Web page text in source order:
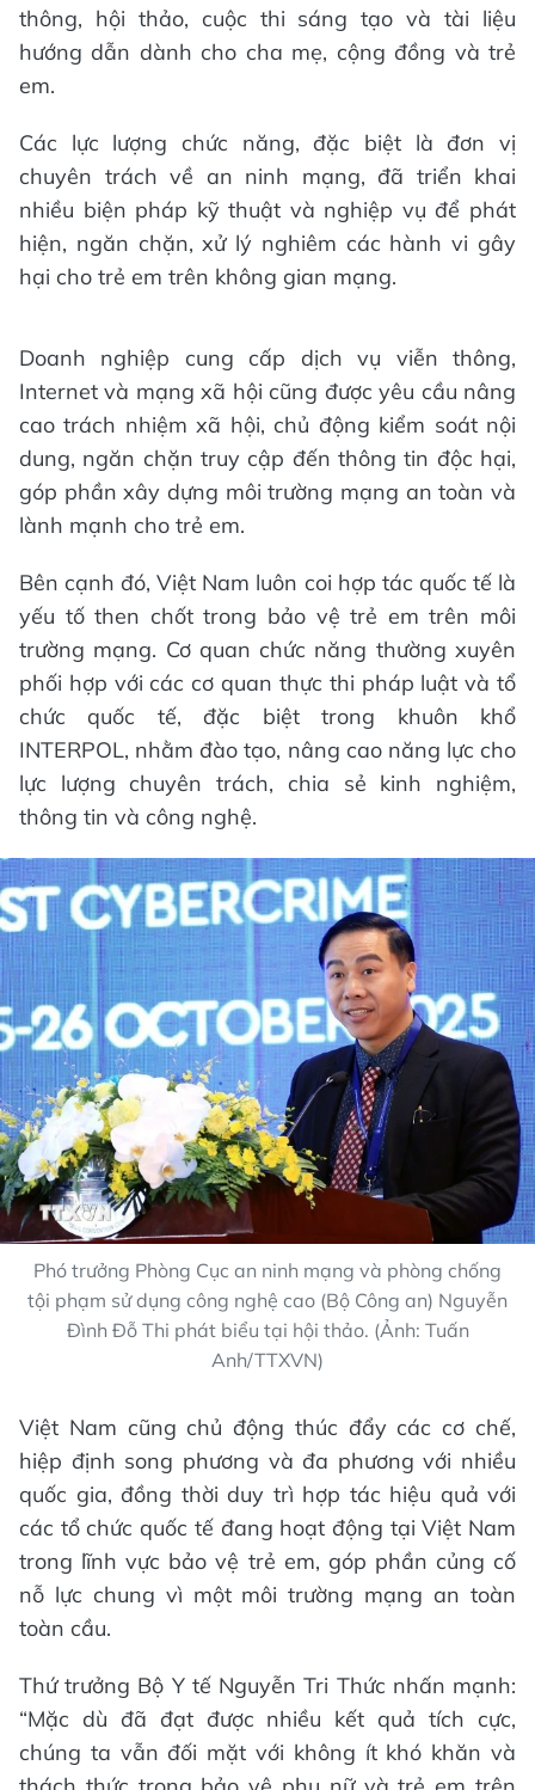
thông, hội thảo, cuộc thi sáng tạo và tài liệu
hướng dẫn dành cho cha mẹ, cộng đồng và trẻ
em.
Các lực lượng chức năng, đặc biệt là đơn vị
chuyên trách về an ninh mạng, đã triển khai
nhiều biện pháp kỹ thuật và nghiệp vụ để phát
hiện, ngăn chặn, xử lý nghiêm các hành vi gây
hại cho trẻ em trên không gian mạng.
Doanh nghiệp cung cấp dịch vụ viễn thông,
Internet và mạng xã hội cũng được yêu cầu nâng
cao trách nhiệm xã hội, chủ động kiểm soát nội
dung, ngăn chặn truy cập đến thông tin độc hại,
góp phần xây dựng môi trường mạng an toàn và
lành mạnh cho trẻ em.
Bên cạnh đó, Việt Nam luôn coi hợp tác quốc tế là
yếu tố then chốt trong bảo vệ trẻ em trên môi
trường mạng. Cơ quan chức năng thường xuyên
phối hợp với các cơ quan thực thi pháp luật và tổ
chức quốc tế, đặc biệt trong khuôn khổ
INTERPOL, nhằm đào tạo, nâng cao năng lực cho
lực lượng chuyên trách, chia sẻ kinh nghiệm,
thông tin và công nghệ.
Phó trưởng Phòng Cục an ninh mạng và phòng chống
tội phạm sử dụng công nghệ cao (Bộ Công an) Nguyễn
Đình Đỗ Thi phát biểu tại hội thảo. (Ảnh: Tuấn
Anh/TTXVN)
Việt Nam cũng chủ động thúc đẩy các cơ chế,
hiệp định song phương và đa phương với nhiều
quốc gia, đồng thời duy trì hợp tác hiệu quả với
các tổ chức quốc tế đang hoạt động tại Việt Nam
trong lĩnh vực bảo vệ trẻ em, góp phần củng cố
nỗ lực chung vì một môi trường mạng an toàn
toàn cầu.
Thứ trưởng Bộ Y tế Nguyễn Tri Thức nhấn mạnh:
“Mặc dù đã đạt được nhiều kết quả tích cực,
chúng ta vẫn đối mặt với không ít khó khăn và